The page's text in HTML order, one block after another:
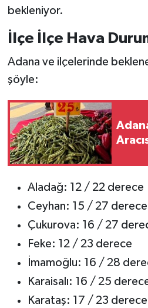
bekleniyor.
İlçe İlçe Hava
Adana ve ilçelerinde
şöyle:
Aladağ: 12 / 22 derece
Ceyhan: 15 / 27 derece
Çukurova: 16 / 27
Feke: 12 / 23 derece
İmamoğlu: 16 / 28
Karaisalı: 16 / 25
Karataş: 17 / 23 derece